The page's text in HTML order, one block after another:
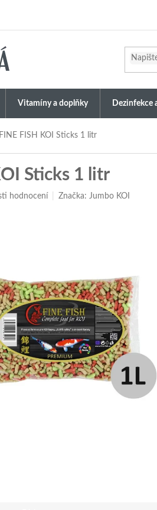
Vitamíny a doplňky Dezinfekce
FINE FISH KOI Sticks 1 litr
Sticks 1 litr
hodnocení Značka:Jumbo KOI